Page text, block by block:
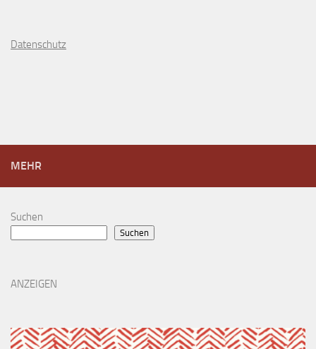
Datenschutz
MEHR
Suchen
Suchen
ANZEIGEN